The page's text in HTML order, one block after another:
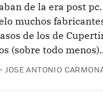
de la era post
muchos
de los de
(sobre todo
COMENTARIOS
JOSE ANTONIO